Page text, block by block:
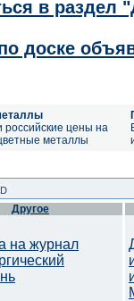
в раздел
доске
российские цены на
металлы
Другое
на журнал